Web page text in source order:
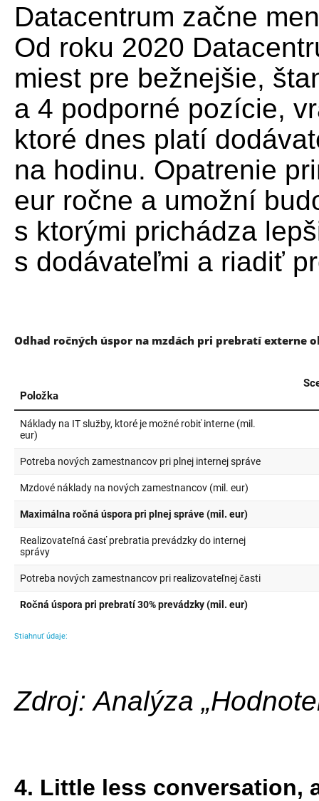
Datacentrum začne
Od roku 2020
miest pre bežnejšie,
a 4 podporné pozície,
ktoré dnes platí
na hodinu. Opatrenie
eur ročne a umožní
s ktorými prichádza
s dodávateľmi a riadiť
Zdroj: Analýza
4. Little less conversation,